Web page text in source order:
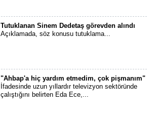
Tutuklanan Sinem Dedetaş görevden alındı
Açıklamada, söz konusu tutuklama...
"Ahbap'a hiç yardım etmedim, çok pişmanım"
İfadesinde uzun yıllardır televizyon sektöründe
çalıştığını belirten Eda Ece,...